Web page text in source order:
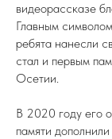
видеорассказе
Главным
ребята нанесли
стал и первым
Осетии.
В 2020 году его
памяти